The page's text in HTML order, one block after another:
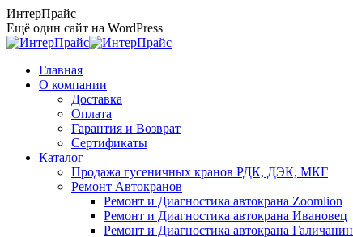
Перейти
к
содержанию
ИнтерПрайс
Ещё один сайт на WordPress
Главная
О компании
Доставка
Оплата
Гарантия и Возврат
Сертификаты
Каталог
Продажа гусеничных кранов РДК, ДЭК, МКГ
Ремонт Автокранов
Ремонт и Диагностика автокрана Zoomlion
Ремонт и Диагностика автокрана Ивановец
Ремонт и Диагностика автокрана Галичанин